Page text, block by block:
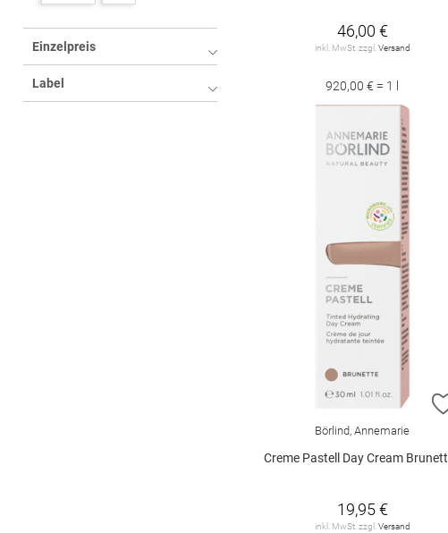
Dr. Hauschka 10
ESTÉE LAUDER 1
RITUALS 2
Einzelpreis
Label
46,00 €
inkl. MwSt. zzgl. Versand
920,00 € = 1 l
Börlind, Annemarie
Creme Pastell Day Cream Brunette 30 ml
19,95 €
inkl. MwSt. zzgl. Versand